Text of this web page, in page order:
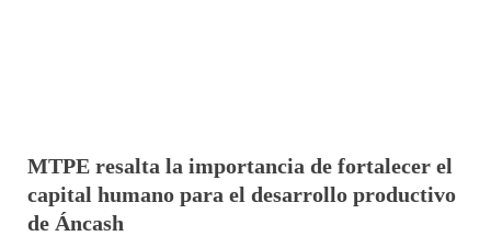
MTPE resalta la importancia de fortalecer el
capital humano para el desarrollo productivo
de Áncash